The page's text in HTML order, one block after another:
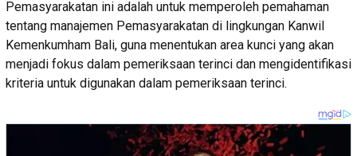
Pemasyarakatan ini adalah untuk memperoleh pemahaman
tentang manajemen Pemasyarakatan di lingkungan Kanwil
Kemenkumham Bali, guna menentukan area kunci yang akan
menjadi fokus dalam pemeriksaan terinci dan mengidentifikasi
kriteria untuk digunakan dalam pemeriksaan terinci.